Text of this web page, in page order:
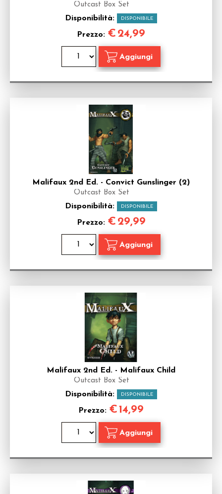
Outcast Box Set
Disponibilità: DISPONIBILE
Prezzo: € 24,99
Malifaux 2nd Ed. - Convict Gunslinger (2)
Outcast Box Set
Disponibilità: DISPONIBILE
Prezzo: € 29,99
Malifaux 2nd Ed. - Malifaux Child
Outcast Box Set
Disponibilità: DISPONIBILE
Prezzo: €14,99